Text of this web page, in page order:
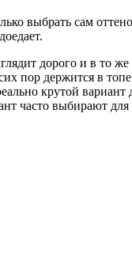
выбрать сам
дорого и в то
пор держится в
крутой вариант
выбирают для